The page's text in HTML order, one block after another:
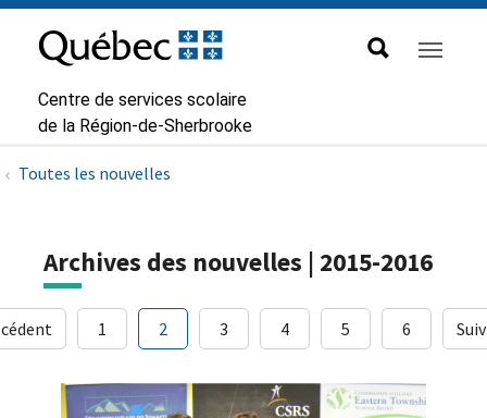
Aller à la navigation principale
Aller au contenu principal
Passer au pied de page
au
contenu
Centre de services scolaire
de la Région-de-Sherbrooke
Toutes les nouvelles
Archives des nouvelles | 2015-2016
1 2 3 4 5 6